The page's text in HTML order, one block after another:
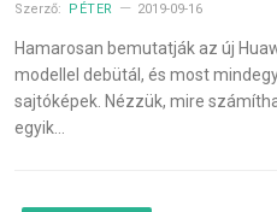
Szerző: PÉTER 2019-09-16
Hamarosan bemutatják az új
modellel debütál, és most
sajtóképek. Nézzük, mire
egyik…